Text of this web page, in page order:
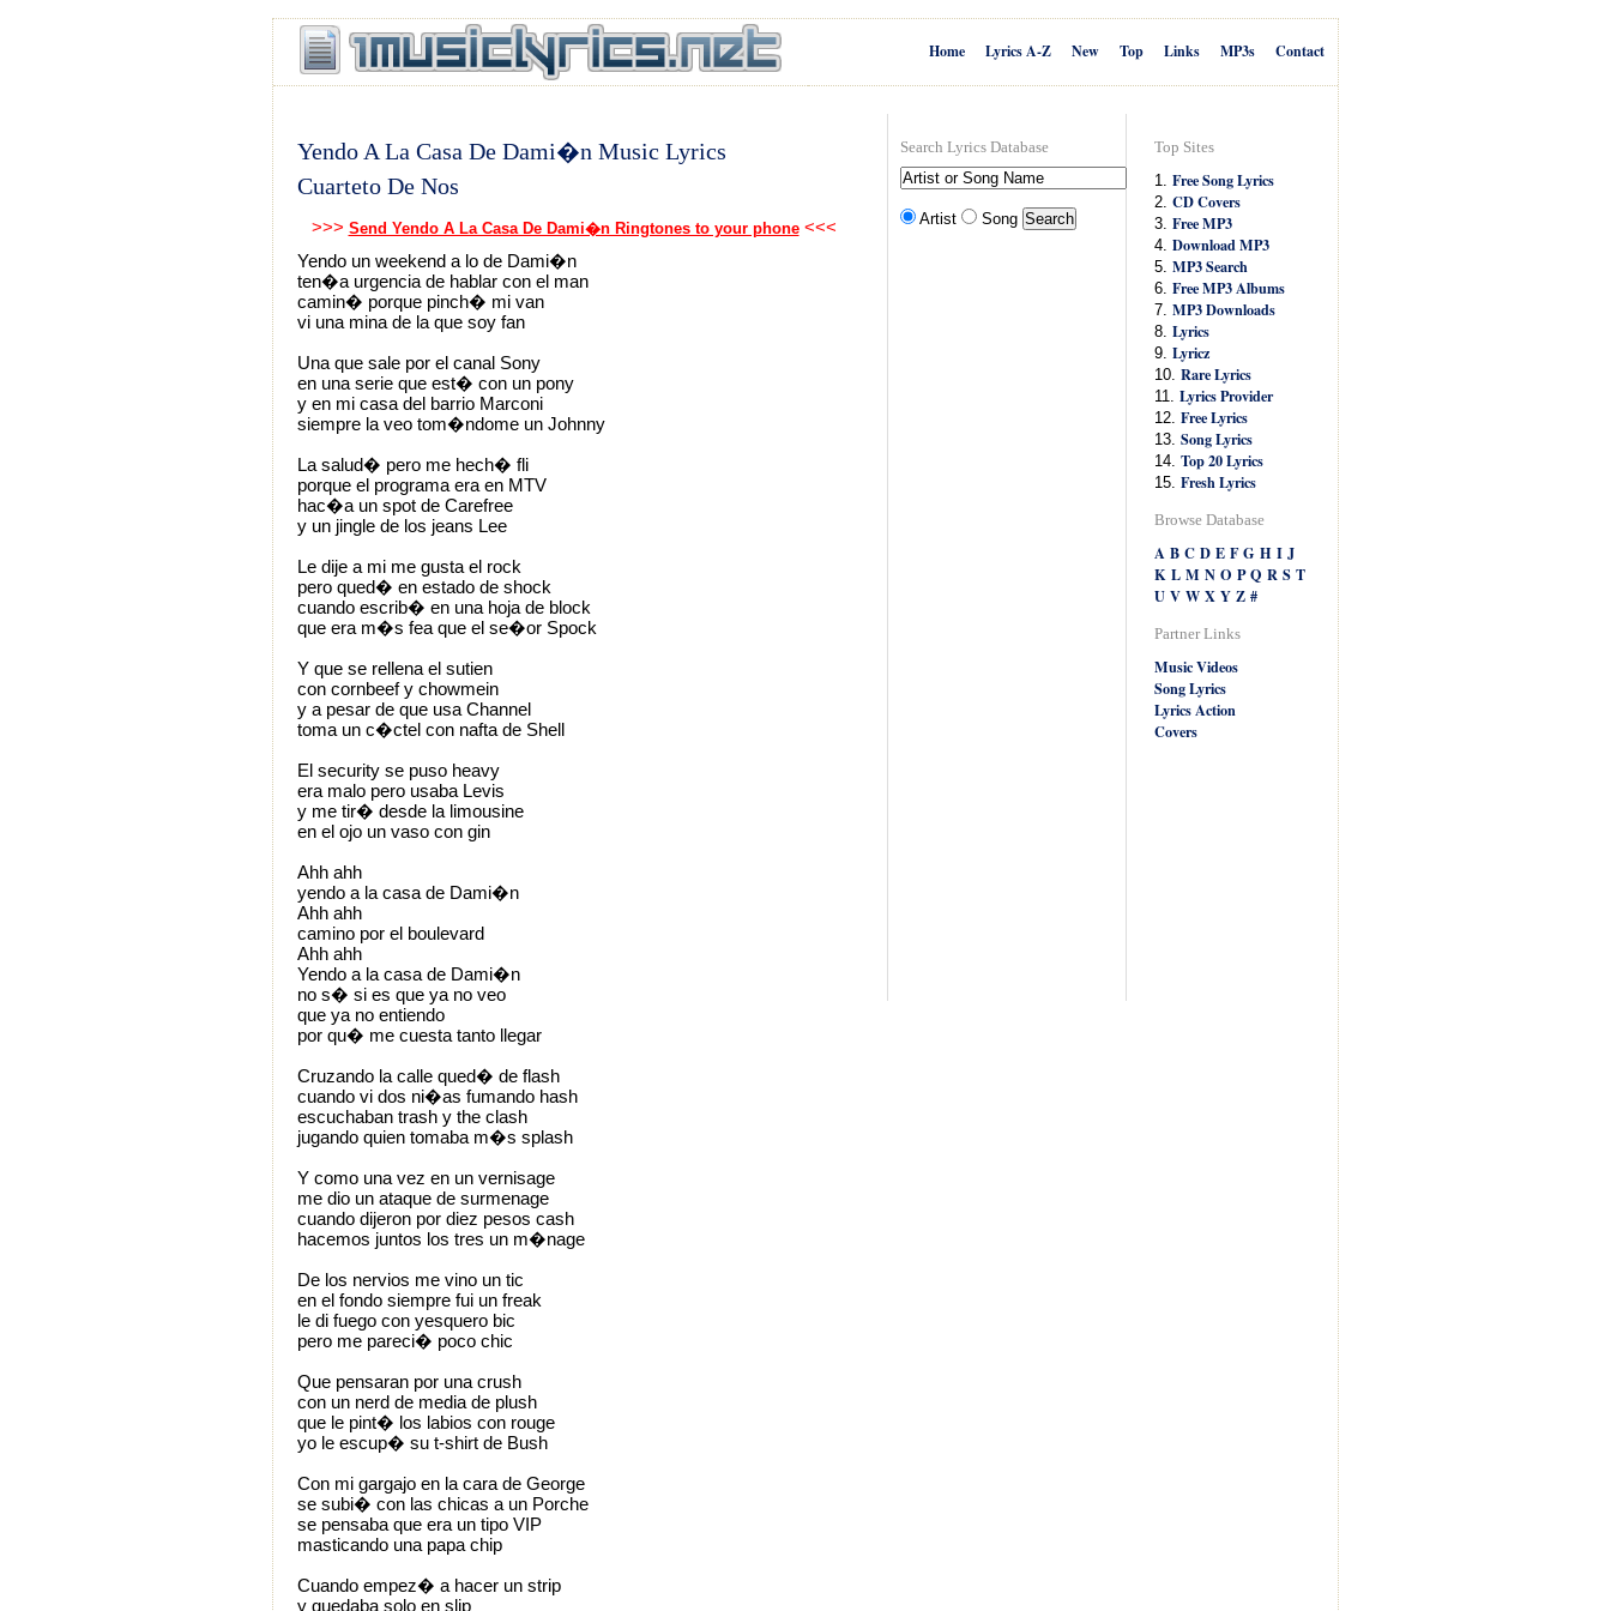
Contact
MP3s
Links
Top
New
Lyrics A-Z
Home
Yendo A La Casa De Dami�n Music Lyrics
Cuarteto De Nos
>>> Send Yendo A La Casa De Dami�n Ringtones to your phone<<<
Yendo un weekend a lo de Dami�n
ten�a urgencia de hablar con el man
camin� porque pinch� mi van
vi una mina de la que soy fan
Una que sale por el canal Sony
en una serie que est� con un pony
y en mi casa del barrio Marconi
siempre la veo tom�ndome un Johnny
La salud� pero me hech� fli
porque el programa era en MTV
hac�a un spot de Carefree
y un jingle de los jeans Lee
Le dije a mi me gusta el rock
pero qued� en estado de shock
cuando escrib� en una hoja de block
que era m�s fea que el se�or Spock
Y que se rellena el sutien
con cornbeef y chowmein
y a pesar de que usa Channel
toma un c�ctel con nafta de Shell
El security se puso heavy
era malo pero usaba Levis
y me tir� desde la limousine
en el ojo un vaso con gin
Ahh ahh
yendo a la casa de Dami�n
Ahh ahh
camino por el boulevard
Ahh ahh
Yendo a la casa de Dami�n
no s� si es que ya no veo
que ya no entiendo
por qu� me cuesta tanto llegar
Cruzando la calle qued� de flash
cuando vi dos ni�as fumando hash
escuchaban trash y the clash
jugando quien tomaba m�s splash
Y como una vez en un vernisage
me dio un ataque de surmenage
cuando dijeron por diez pesos cash
hacemos juntos los tres un m�nage
De los nervios me vino un tic
en el fondo siempre fui un freak
le di fuego con yesquero bic
pero me pareci� poco chic
Que pensaran por una crush
con un nerd de media de plush
que le pint� los labios con rouge
yo le escup� su t-shirt de Bush
Con mi gargajo en la cara de George
se subi� con las chicas a un Porche
se pensaba que era un tipo VIP
masticando una papa chip
Cuando empez� a hacer un strip
y quedaba solo en slip
Top Sites
1. Free Song Lyrics
2. CD Covers
3. Free MP3
4. Download MP3
5. MP3 Search
6. Free MP3 Albums
7. MP3 Downloads
8. Lyrics
9. Lyricz
10. Rare Lyrics
11. Lyrics Provider
12. Free Lyrics
13. Song Lyrics
14. Top 20 Lyrics
15. Fresh Lyrics
Browse Database
A B C D E F G H I J
K L M N O P Q R S T
U V W X Y Z #
Partner Links
Music Videos
Song Lyrics
Lyrics Action
Covers
Search Lyrics Database
Artist Song